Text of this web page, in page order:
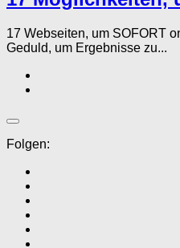
17 Webseiten, um SOFORT
Geduld, um Ergebnisse zu...
Folgen: